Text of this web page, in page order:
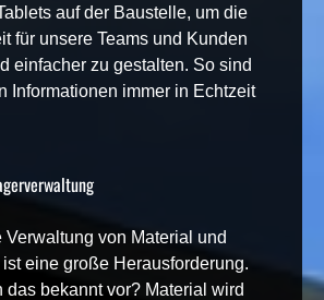
auf der Baustelle, um die
für unsere Teams und Kunden
einfacher zu gestalten. So sind
Informationen immer in Echtzeit
Verwaltung von Material und
eine große Herausforderung.
das bekannt vor? Material wird